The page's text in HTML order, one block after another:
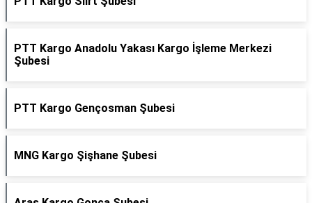
PTT Kargo Anadolu Yakası Kargo İşleme Merkezi
Şubesi
PTT Kargo Gençosman Şubesi
MNG Kargo Şişhane Şubesi